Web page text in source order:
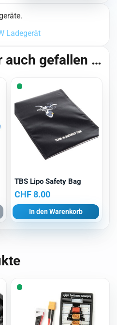
Ladegerät
auch gefallen …
TBS Lipo Safety Bag
CHF8.00
In den Warenkorb